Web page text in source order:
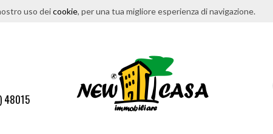
uso deicookie, per una tua migliore esperienza di navigazione.
48015